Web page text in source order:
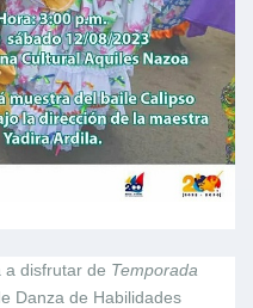
a disfrutar de Temporada
Danza de Habilidades